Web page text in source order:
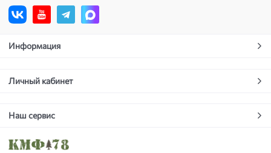
Информация
Личный кабинет
Наш сервис